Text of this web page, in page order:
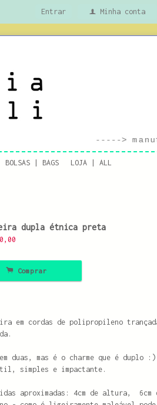
Entrar f Minha conta
BOLSAS | BAGS LOJA | ALL
dupla étnica preta
. Comprar
em cordas de polipropileno
duas, mas é o charme que é duplo :)
simples e impactante.
aproximadas: 4cm de altura, 6cm